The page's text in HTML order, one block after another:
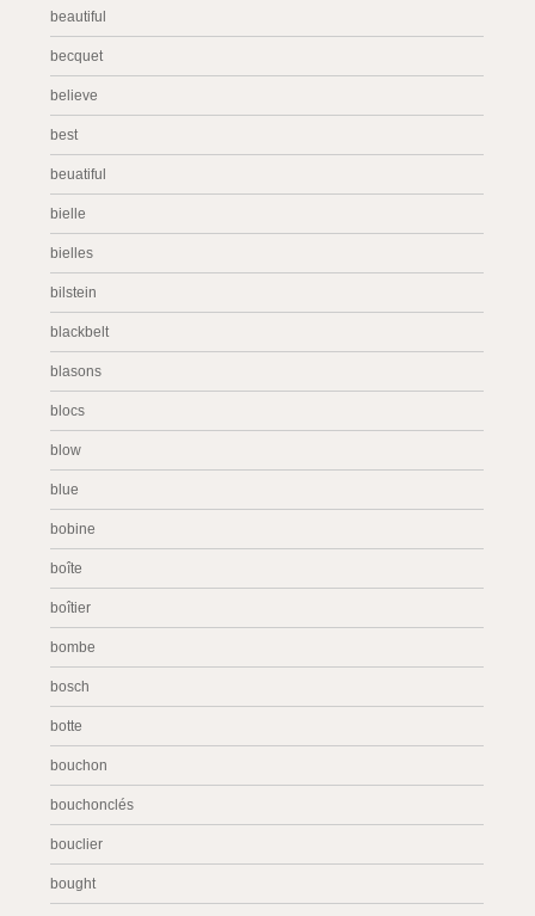
beautiful
becquet
believe
best
beuatiful
bielle
bielles
bilstein
blackbelt
blasons
blocs
blow
blue
bobine
boîte
boîtier
bombe
bosch
botte
bouchon
bouchonclés
bouclier
bought